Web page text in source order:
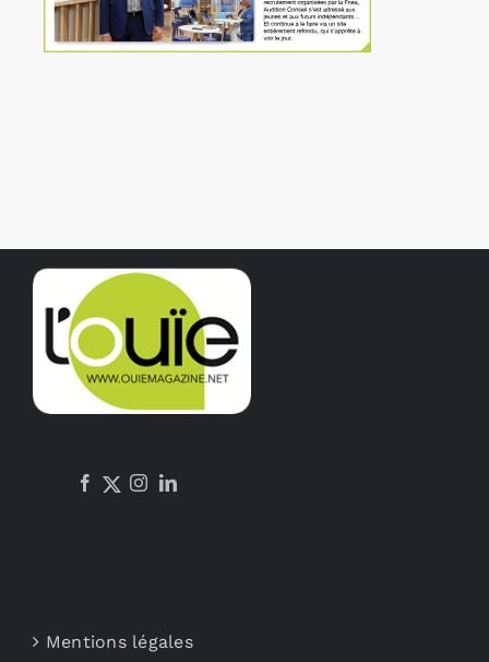
Rechercher:
Mentions légales